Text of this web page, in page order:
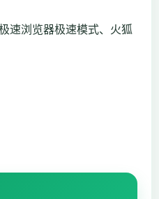
速浏览器极速模式、火狐